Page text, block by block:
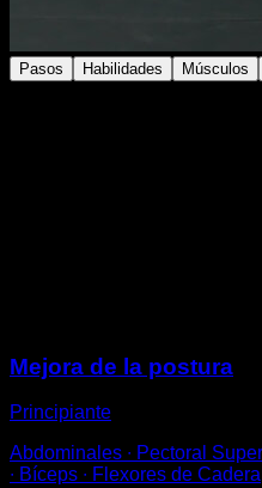
Pasos Habilidades Músculos
Mejora de la postura
Principiante
Abdominales ∙ Pectoral
∙ Bíceps ∙ Flexores de Cadera